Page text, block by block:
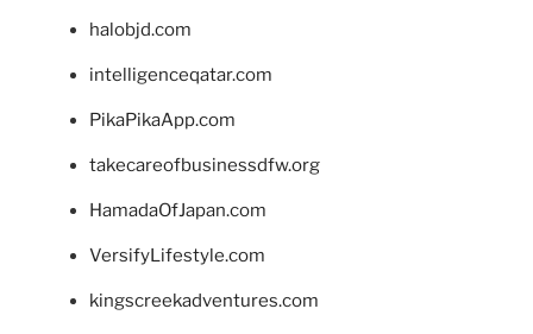
halobjd.com
intelligenceqatar.com
PikaPikaApp.com
takecareofbusinessdfw.org
HamadaOfJapan.com
VersifyLifestyle.com
kingscreekadventures.com